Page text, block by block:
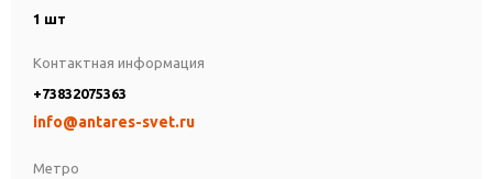
1 шт
Метро
Контактная информация
+73832075363
info@antares-svet.ru